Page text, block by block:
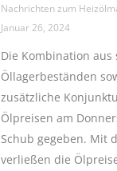
Nachrichten zum
Januar 26, 2024
Die Kombination aus
Öllagerbeständen
zusätzliche
Ölpreisen am
Schub gegeben. Mit
verließen die